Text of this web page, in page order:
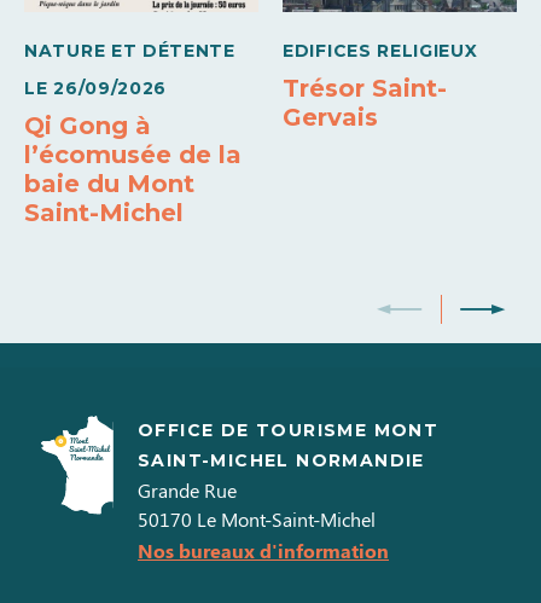
NATURE ET DÉTENTE
LE 26/09/2026
Qi Gong à
l’écomusée de la
baie du Mont
Saint-Michel
EDIFICES RELIGIEUX
Trésor Saint-
Gervais
OFFICE DE TOURISME MONT
SAINT-MICHEL NORMANDIE
Grande Rue
50170 Le Mont-Saint-Michel
Nos bureaux d'information